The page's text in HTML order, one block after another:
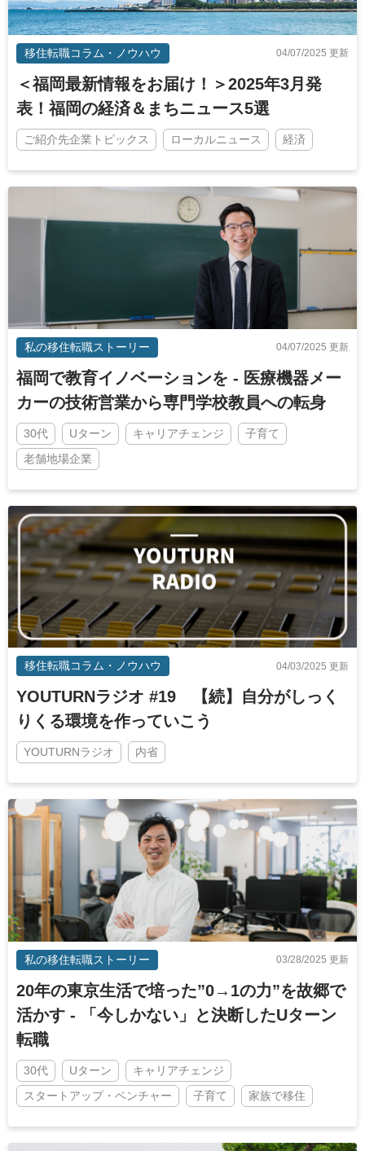
移住転職コラム・ノウハウ 04/07/2025 更新
＜福岡最新情報をお届け！＞2025年3月発
表！福岡の経済＆まちニュース5選
ご紹介先企業トピックス ローカルニュース 経済
私の移住転職ストーリー 04/07/2025 更新
福岡で教育イノベーションを - 医療機器メー
カーの技術営業から専門学校教員への転身
30代 Uターン キャリアチェンジ
子育て
老舗地場企業
移住転職コラム・ノウハウ 04/03/2025 更新
YOUTURNラジオ #19 【続】自分がしっく
りくる環境を作っていこう
YOUTURNラジオ 内省
私の移住転職ストーリー 03/28/2025 更新
20年の東京生活で培った”0→1の力”を故郷で
活かす - 「今しかない」と決断したUターン
転職
30代 Uターン
キャリアチェンジ
スタートアップ・ベンチャー
子育て 家族で移住